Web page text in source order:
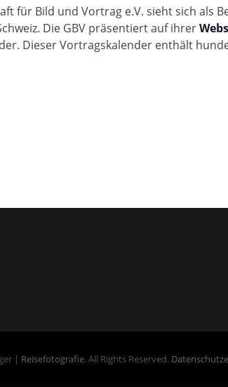
für Bild und Vortrag e.V. sieht sich als
Die GBV präsentiert auf ihrer
Dieser Vortragskalender enthält
| Reisefotografie. All Rights Reserved.